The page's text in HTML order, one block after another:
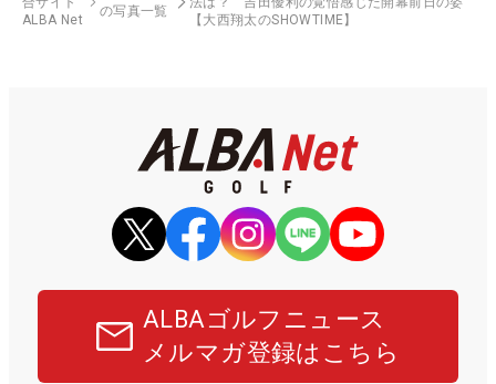
ALBA Net
の写真一覧
【大西翔太のSHOWTIME】
ALBAゴルフニュース
メルマガ登録はこちら